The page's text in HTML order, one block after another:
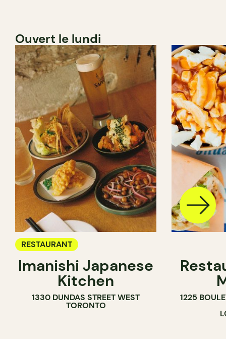
Ouvert le lundi
RESTAURANT
Imanishi Japanese
Kitchen
1330 DUNDAS STREET WEST
TORONTO
1225